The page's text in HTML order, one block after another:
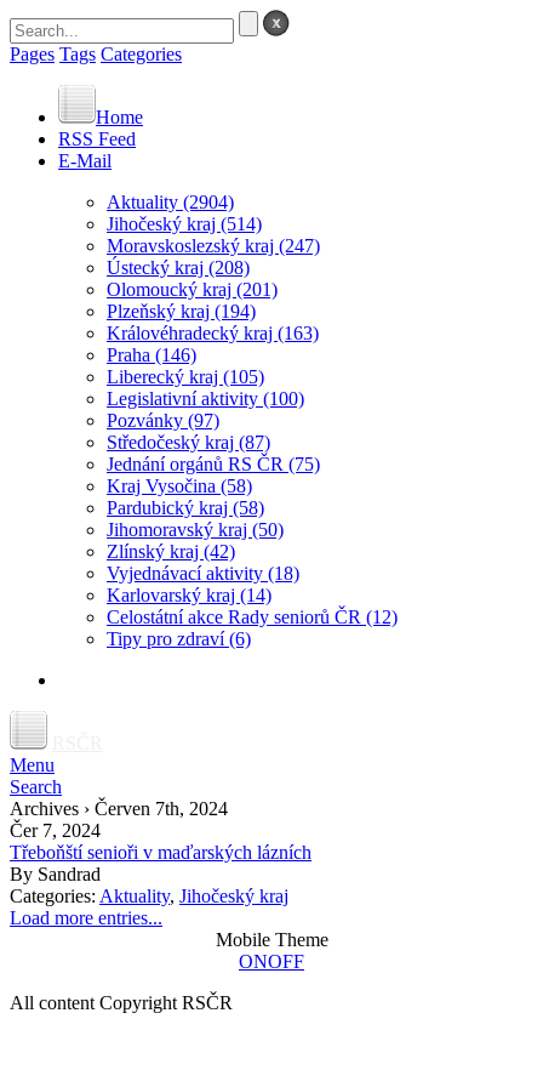
Pages Tags Categories
Home
RSS Feed
E-Mail
Aktuality (2904)
Jihočeský kraj (514)
Moravskoslezský kraj (247)
Ústecký kraj (208)
Olomoucký kraj (201)
Plzeňský kraj (194)
Královéhradecký kraj (163)
Praha (146)
Liberecký kraj (105)
Legislativní aktivity (100)
Pozvánky (97)
Středočeský kraj (87)
Jednání orgánů RS ČR (75)
Kraj Vysočina (58)
Pardubický kraj (58)
Jihomoravský kraj (50)
Zlínský kraj (42)
Vyjednávací aktivity (18)
Karlovarský kraj (14)
Celostátní akce Rady seniorů ČR (12)
Tipy pro zdraví(6)
Menu
Search
Archives › Červen 7th, 2024
Čer 7, 2024
Třeboňští senioři v maďarských lázních
By Sandrad
Categories: Aktuality, Jihočeský kraj
Load more entries...
Mobile Theme
ONOFF
All content Copyright RSČR